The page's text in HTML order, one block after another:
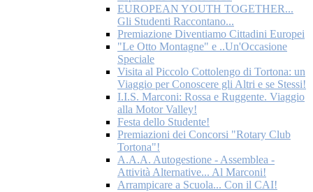
EUROPEAN YOUTH TOGETHER...
Gli Studenti Raccontano...
Premiazione Diventiamo Cittadini Europei
"Le Otto Montagne" e ..Un'Occasione
Speciale
Visita al Piccolo Cottolengo di Tortona: un
Viaggio per Conoscere gli Altri e se Stessi!
I.I.S. Marconi: Rossa e Ruggente. Viaggio
alla Motor Valley!
Festa dello Studente!
Premiazioni dei Concorsi "Rotary Club
Tortona"!
A.A.A. Autogestione - Assemblea -
Attività Alternative... Al Marconi!
Arrampicare a Scuola... Con il CAI!